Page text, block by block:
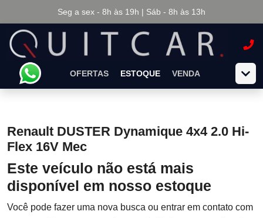
Seg a sex - 8h às 19h | Sáb - 8h às 13h
OFERTAS ESTOQUE VENDA
Renault DUSTER Dynamique 4x4 2.0 Hi-
Flex 16V Mec
Este veículo não está mais
disponível em nosso estoque
Você pode fazer uma nova busca ou entrar em contato com